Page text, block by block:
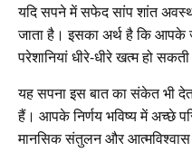
यदि सपने में सफेद सांप शांत
जाता है। इसका अर्थ है कि आपके
परेशानियां धीरे-धीरे खत्म हो
यह सपना इस बात का संकेत भी
हैं। आपके निर्णय भविष्य में अच्छे
मानसिक संतुलन और